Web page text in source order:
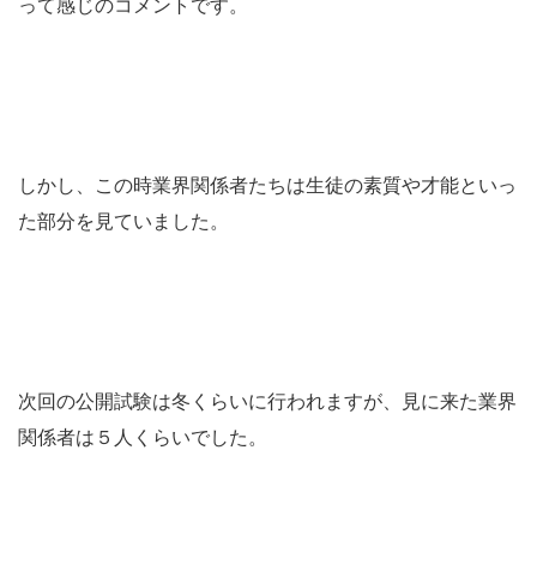
しかし、この時業界関係者たちは生徒の素質や才能といっ
た部分を見ていました。
次回の公開試験は冬くらいに行われますが、見に来た業界
関係者は５人くらいでした。